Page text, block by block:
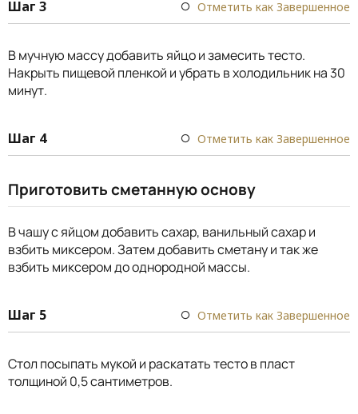
Шаг 3 Отметить как Завершенное
В мучную массу добавить яйцо и замесить тесто.
Накрыть пищевой пленкой и убрать в холодильник на 30
минут.
Шаг 4 Отметить как Завершенное
Приготовить сметанную основу
В чашу с яйцом добавить сахар, ванильный сахар и
взбить миксером. Затем добавить сметану и так же
взбить миксером до однородной массы.
Шаг 5 Отметить как Завершенное
Стол посыпать мукой и раскатать тесто в пласт
толщиной 0,5 сантиметров.